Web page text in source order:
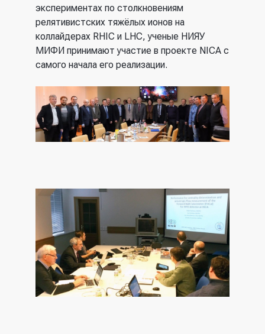
экспериментах по столкновениям
релятивистских тяжёлых ионов на
коллайдерах RHIC и LHC, ученые НИЯУ
МИФИ принимают участие в проекте NICA c
самого начала его реализации.